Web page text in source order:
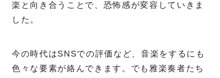
楽と向き合うことで、恐怖感が変容していきま
した。
今の時代はSNSでの評価など、音楽をするにも
色々な要素が絡んできます。でも雅楽奏者たち